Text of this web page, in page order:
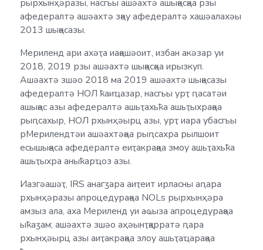
рырхынҳәразы, насгьы ашәахтә ашықәсқәа рзы
афедералтә ашәахтә зқәу афедералтә хашәалахәы
2013 шықәсазы.
Мериленд ари ахәҭа иақәшәоит, избан акәзар уи
2018, 2019 рзы ашәахтә шықәсқәа ирызкуп.
Ашәахтә зшәо 2018 ма 2019 ашәахтә шықәсазы
афедералтә НОЛ ҟаиҵазар, насгьы урҭ ԥасатәи
ашықәс азы афедералтә ашьҭахьҟа ашьҭыхрақәа
рыԥсахыр, НОЛ рхынҳәырц азы, урҭ иара убасгьы
рМерилендтәи ашәахтәқәа рыԥсахра рылшоит
есышықәса афедералтә еиҭакрақәа змоу ашьҭахьҟа
ашьҭыхра аныҟарҵоз азы.
Иазгәашәҭ, IRS анагӡара аиҭеит ирласны аԥара
рхынҳәразы апроцедурақәа NOLs рырхынҳәра
амзыз ала, аха Мериленд уи аҩыза апроцедурақәа
ыҟаӡам; ашәахтә зшәо аҳәынҭқарратә ԥара
рхынҳәырц азы аиҭакрақәа злоу ашьҭаҵарақәа